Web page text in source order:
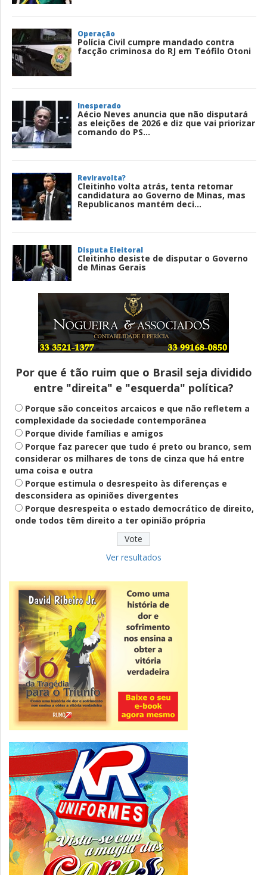
Operação
Polícia Civil cumpre mandado contra
facção criminosa do RJ em Teófilo Otoni
Inesperado
Aécio Neves anuncia que não disputará
as eleições de 2026 e diz que vai priorizar
comando do PS...
Reviravolta?
Cleitinho volta atrás, tenta retomar
candidatura ao Governo de Minas, mas
Republicanos mantém deci...
Disputa Eleitoral
Cleitinho desiste de disputar o Governo
de Minas Gerais
Entenda
Pix Pensão Alimentícia: entenda o que é
e como solicitar
Saúde Mental
Plataforma oferece escuta em saúde
mental para jovens no SUS Digital
Definido
PT lança Patrus Ananias como candidato
ao governo de Minas Gerais
Fies: pré-selecionados têm até terça
para complementar informações
Novidade
CNPJ alfanumérico começa a ser emitido
nesta sexta
ver todas »
Por que é tão ruim que o Brasil seja dividido
entre "direita" e "esquerda" política?
Porque são conceitos arcaicos e que não refletem a
complexidade da sociedade contemporânea
Porque divide famílias e amigos
Porque faz parecer que tudo é preto ou branco, sem
considerar os milhares de tons de cinza que há entre
uma coisa e outra
Porque estimula o desrespeito às diferenças e
desconsidera as opiniões divergentes
Porque desrespeita o estado democrático de direito,
onde todos têm direito a ter opinião própria
Ver resultados